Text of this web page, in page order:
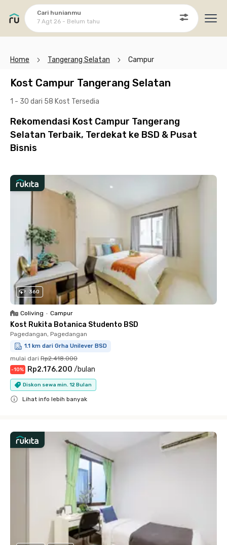
Cari hunianmu
7 Agt 26 - Belum tahu
Home Tangerang Selatan Campur
Kost Campur Tangerang Selatan
1 - 30 dari 58 Kost Tersedia
Rekomendasi Kost Campur Tangerang
Selatan Terbaik, Terdekat ke BSD & Pusat
Bisnis
360
Coliving • Campur
Kost Rukita Botanica Studento BSD
Pagedangan, Pagedangan
1.1 km dari Grha Unilever BSD
mulai dari Rp2.418.000
-10% Rp2.176.200 /bulan
Diskon sewa min. 12 Bulan
Lihat info lebih banyak